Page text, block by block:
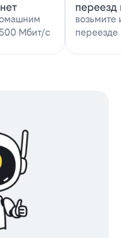
Мбит/с
переезд
возьмите
переезде